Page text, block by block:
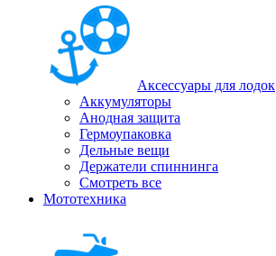
Аксессуары для лодок
Аккумуляторы
Анодная защита
Гермоупаковка
Дельные вещи
Держатели спиннинга
Смотреть все
Мототехника